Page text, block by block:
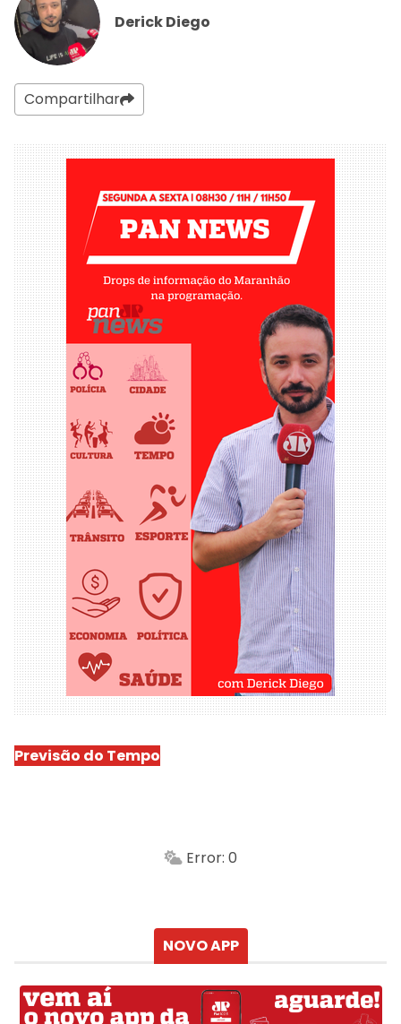
Derick Diego
Compartilhar
Previsão do Tempo
Min.
Error: 0
NOVO APP